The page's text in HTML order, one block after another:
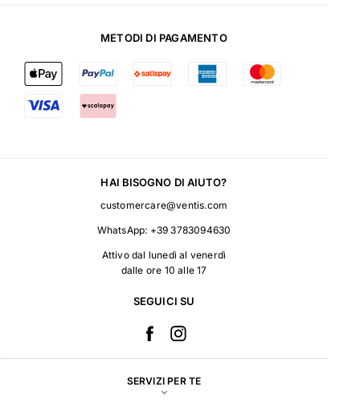
METODI DI PAGAMENTO
HAI BISOGNO DI AIUTO?
customercare@ventis.com
WhatsApp: +39 3783094630
Attivo dal lunedì al venerdì
dalle ore 10 alle 17
SEGUICI SU
SERVIZI PER TE